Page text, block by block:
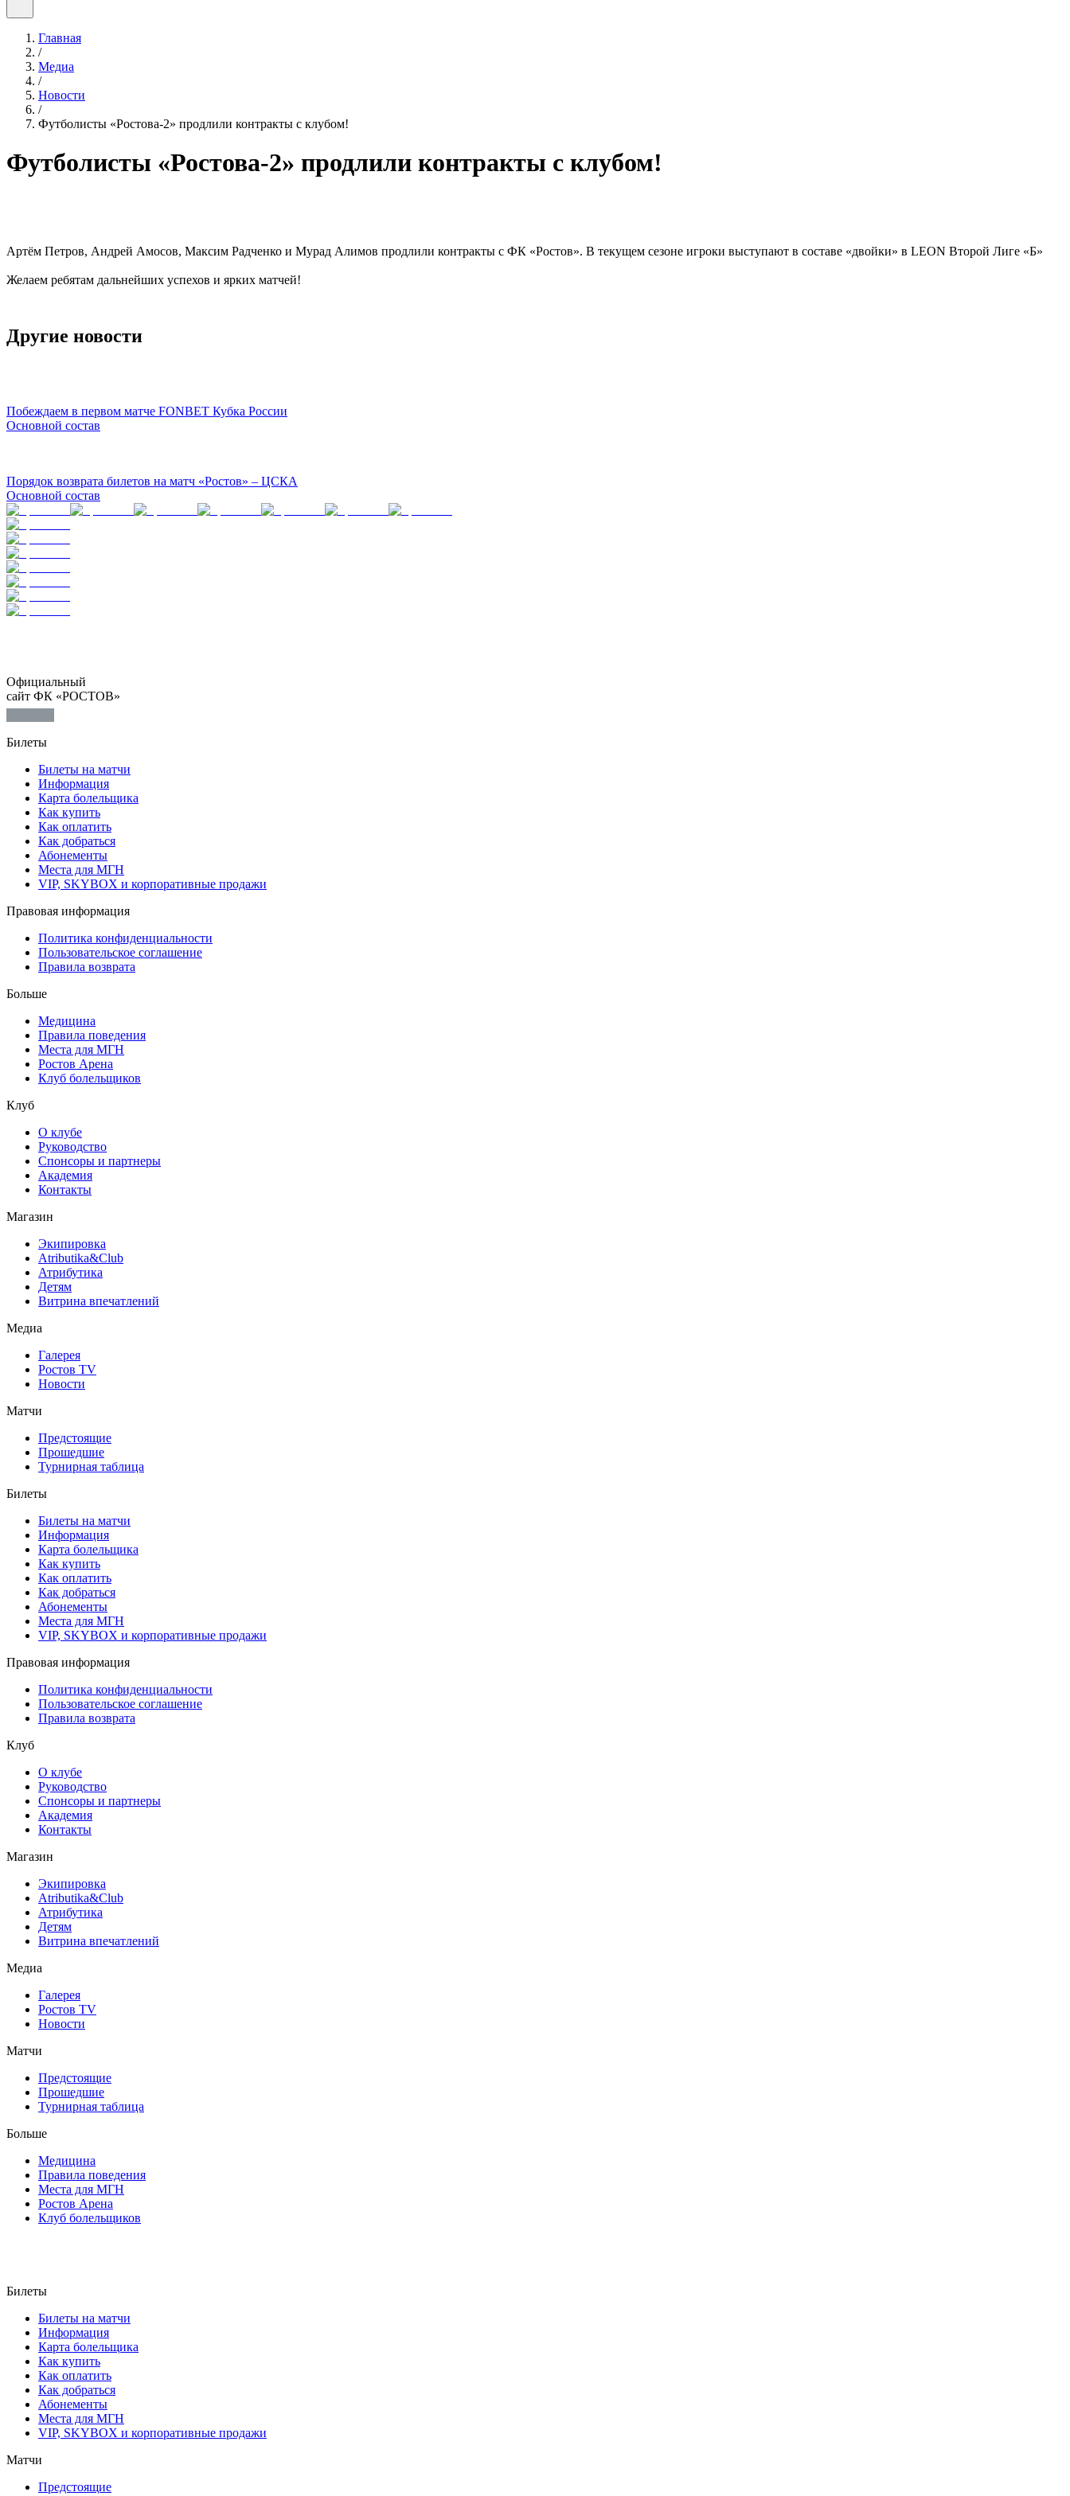
Главная
/
Медиа
/
Новости
/
️Футболисты «Ростова-2» продлили контракты с клубом!
️Футболисты «Ростова-2» продлили контракты с клубом!
Артём Петров, Андрей Амосов, Максим Радченко и Мурад Алимов продлили контракты с ФК «Ростов». В текущем сезоне игроки выступают в составе «двойки» в LEON Второй Лиге «Б»
Желаем ребятам дальнейших успехов и ярких матчей!
Другие новости
Побеждаем в первом матче FONBET Кубка России
Основной состав
Порядок возврата билетов на матч «Ростов» – ЦСКА
Основной состав
Официальный
сайт ФК «РОСТОВ»
Билеты
Билеты на матчи
Информация
Карта болельщика
Как купить
Как оплатить
Как добраться
Абонементы
Места для МГН
VIP, SKYBOX и корпоративные продажи
Правовая информация
Политика конфиденциальности
Пользовательское соглашение
Правила возврата
Больше
Медицина
Правила поведения
Места для МГН
Ростов Арена
Клуб болельщиков
Клуб
О клубе
Руководство
Спонсоры и партнеры
Академия
Контакты
Магазин
Экипировка
Atributika&Club
Атрибутика
Детям
Витрина впечатлений
Медиа
Галерея
Ростов TV
Новости
Матчи
Предстоящие
Прошедшие
Турнирная таблица
Билеты
Билеты на матчи
Информация
Карта болельщика
Как купить
Как оплатить
Как добраться
Абонементы
Места для МГН
VIP, SKYBOX и корпоративные продажи
Правовая информация
Политика конфиденциальности
Пользовательское соглашение
Правила возврата
Клуб
О клубе
Руководство
Спонсоры и партнеры
Академия
Контакты
Магазин
Экипировка
Atributika&Club
Атрибутика
Детям
Витрина впечатлений
Медиа
Галерея
Ростов TV
Новости
Матчи
Предстоящие
Прошедшие
Турнирная таблица
Больше
Медицина
Правила поведения
Места для МГН
Ростов Арена
Клуб болельщиков
Билеты
Билеты на матчи
Информация
Карта болельщика
Как купить
Как оплатить
Как добраться
Абонементы
Места для МГН
VIP, SKYBOX и корпоративные продажи
Матчи
Предстоящие